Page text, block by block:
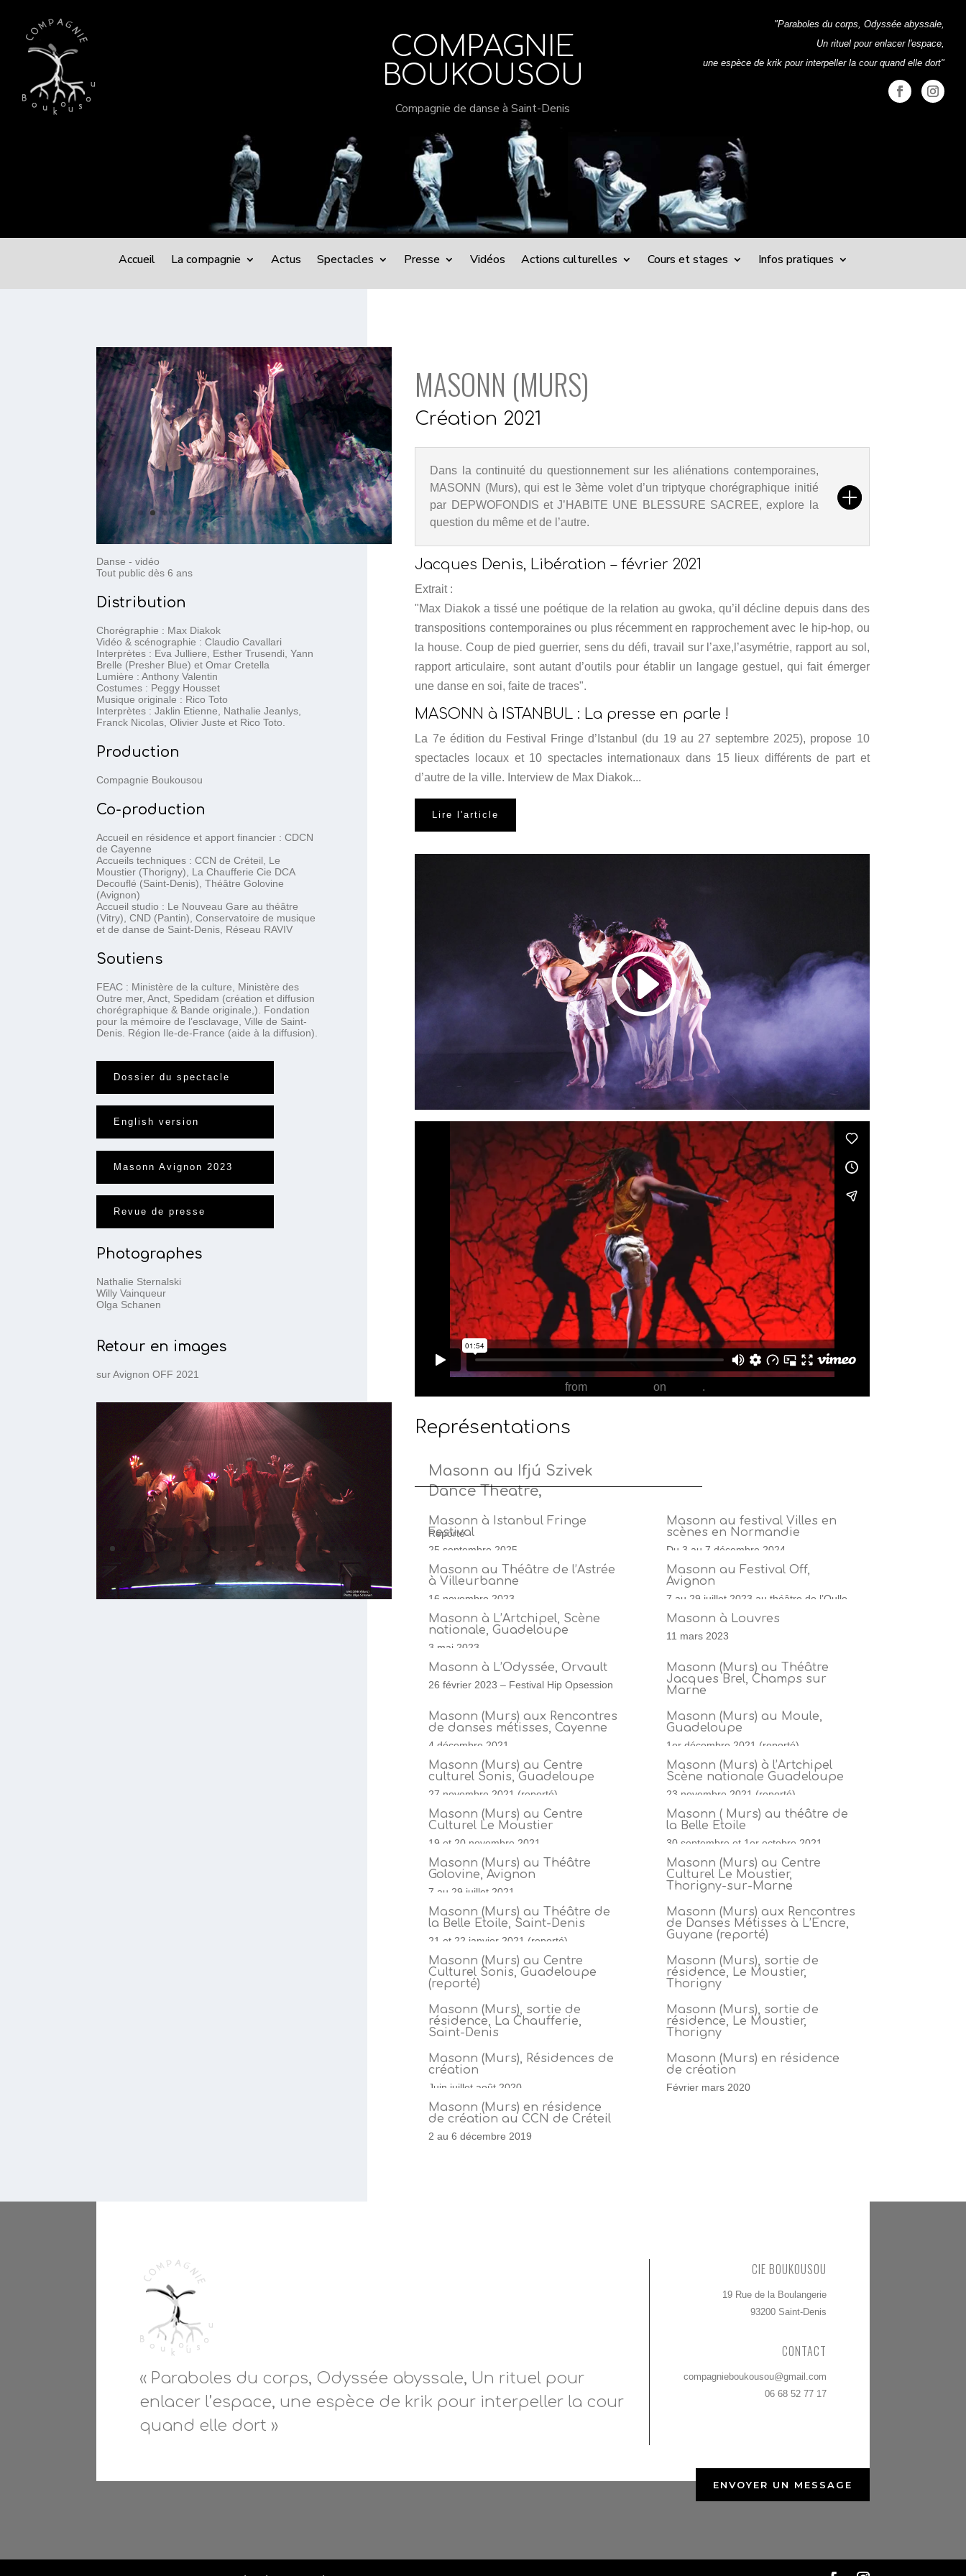
COMPAGNIE
BOUKOUSOU
Compagnie de danse à Saint-Denis
"Paraboles du corps, Odyssée abyssale,
Un rituel pour enlacer l'espace,
une espèce de krik pour interpeller la cour quand elle dort"
Accueil La compagnie Actus Spectacles Presse Vidéos Actions culturelles Cours et stages Infos pratiques
Danse - vidéo
Tout public dès 6 ans
Distribution
Chorégraphie : Max Diakok
Vidéo & scénographie : Claudio Cavallari
Interprètes : Eva Julliere, Esther Trusendi, Yann
Brelle (Presher Blue) et Omar Cretella
Lumière : Anthony Valentin
Costumes : Peggy Housset
Musique originale : Rico Toto
Interprètes : Jaklin Etienne, Nathalie Jeanlys,
Franck Nicolas, Olivier Juste et Rico Toto.
Production
Compagnie Boukousou
Co-production
Accueil en résidence et apport financier : CDCN
de Cayenne
Accueils techniques : CCN de Créteil, Le
Moustier (Thorigny), La Chaufferie Cie DCA
Decouflé (Saint-Denis), Théâtre Golovine
(Avignon)
Accueil studio : Le Nouveau Gare au théâtre
(Vitry), CND (Pantin), Conservatoire de musique
et de danse de Saint-Denis, Réseau RAVIV
Soutiens
FEAC : Ministère de la culture, Ministère des
Outre mer, Anct, Spedidam (création et diffusion
chorégraphique & Bande originale,). Fondation
pour la mémoire de l’esclavage, Ville de Saint-
Denis. Région Ile-de-France (aide à la diffusion).
Dossier du spectacle
English version
Masonn Avignon 2023
Revue de presse
Photographes
Nathalie Sternalski
Willy Vainqueur
Olga Schanen
Retour en images
sur Avignon OFF 2021
MASONN (MURS)
Création 2021
Dans la continuité du questionnement sur les aliénations contemporaines,
MASONN (Murs), qui est le 3ème volet d’un triptyque chorégraphique initié
par DEPWOFONDIS et J’HABITE UNE BLESSURE SACREE, explore la
question du même et de l’autre.
Jacques Denis, Libération – février 2021
Extrait :
"Max Diakok a tissé une poétique de la relation au gwoka, qu’il décline depuis dans des
transpositions contemporaines ou plus récemment en rapprochement avec le hip-hop, ou
la house. Coup de pied guerrier, sens du défi, travail sur l’axe,l’asymétrie, rapport au sol,
rapport articulaire, sont autant d’outils pour établir un langage gestuel, qui fait émerger
une danse en soi, faite de traces".
MASONN à ISTANBUL : La presse en parle !
La 7e édition du Festival Fringe d’Istanbul (du 19 au 27 septembre 2025), propose 10
spectacles locaux et 10 spectacles internationaux dans 15 lieux différents de part et
d’autre de la ville. Interview de Max Diakok...
Lire l'article
from on .
Représentations
Masonn au Ifjú Szivek
Dance Theatre,
Bratislava
Reporté
Masonn à Istanbul Fringe
Festival
25 septembre 2025
Masonn au festival Villes en
scènes en Normandie
Du 3 au 7 décembre 2024
Masonn au Théâtre de l’Astrée
à Villeurbanne
16 novembre 2023
Masonn au Festival Off,
Avignon
7 au 29 juillet 2023 au théâtre de l’Oulle
Masonn à L’Artchipel, Scène
nationale, Guadeloupe
3 mai 2023
Masonn à Louvres
11 mars 2023
Masonn à L’Odyssée, Orvault
26 février 2023 – Festival Hip Opsession
Masonn (Murs) au Théâtre
Jacques Brel, Champs sur
Marne
6 avril 2022
Masonn (Murs) aux Rencontres
de danses métisses, Cayenne
4 décembre 2021
Masonn (Murs) au Moule,
Guadeloupe
1er décembre 2021 (reporté)
Masonn (Murs) au Centre
culturel Sonis, Guadeloupe
27 novembre 2021 (reporté)
Masonn (Murs) à l’Artchipel
Scène nationale Guadeloupe
23 novembre 2021 (reporté)
Masonn (Murs) au Centre
Culturel Le Moustier
19 et 20 novembre 2021
Masonn ( Murs) au théâtre de
la Belle Etoile
30 septembre et 1er octobre 2021
Masonn (Murs) au Théâtre
Golovine, Avignon
7 au 29 juillet 2021
Masonn (Murs) au Centre
Culturel Le Moustier,
Thorigny-sur-Marne
9 et 10 avril 2021 (reporté)
Masonn (Murs) au Théâtre de
la Belle Etoile, Saint-Denis
21 et 22 janvier 2021 (reporté)
Masonn (Murs) aux Rencontres
de Danses Métisses à L’Encre,
Guyane (reporté)
29 novembre 2020 (reporté)
Masonn (Murs) au Centre
Culturel Sonis, Guadeloupe
(reporté)
27 novembre 2020 (reporté)
Masonn (Murs), sortie de
résidence, Le Moustier,
Thorigny
27 et 28 novembre 2020
Masonn (Murs), sortie de
résidence, La Chaufferie,
Saint-Denis
6 novembre 2020
Masonn (Murs), sortie de
résidence, Le Moustier,
Thorigny
19 septembre 2020
Masonn (Murs), Résidences de
création
Juin juillet août 2020
Masonn (Murs) en résidence
de création
Février mars 2020
Masonn (Murs) en résidence
de création au CCN de Créteil
2 au 6 décembre 2019
« Paraboles du corps, Odyssée abyssale, Un rituel pour
enlacer l’espace, une espèce de krik pour interpeller la cour
quand elle dort »
CIE BOUKOUSOU
19 Rue de la Boulangerie
93200 Saint-Denis
CONTACT
compagnieboukousou@gmail.com
06 68 52 77 17
ENVOYER UN MESSAGE